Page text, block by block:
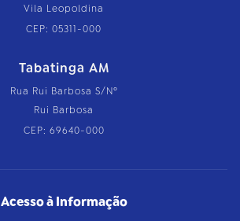
Vila Leopoldina
CEP: 05311-000
Tabatinga AM
Rua Rui Barbosa S/Nº
Rui Barbosa
CEP: 69640-000
Acesso à Informação